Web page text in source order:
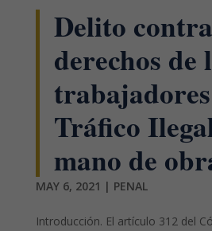
Delito
derechos de
Tráfico
mano de
MAY 6, 2021 | PENAL
Introducción. El artículo 312 del